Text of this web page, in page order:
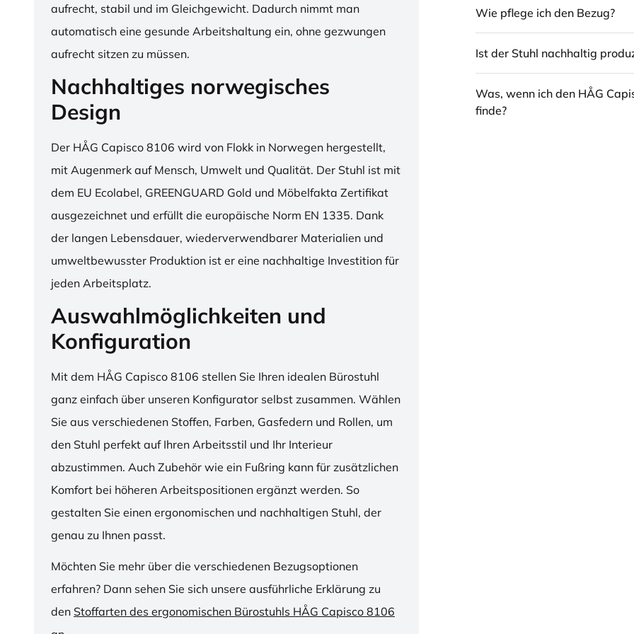
aufrecht, stabil und im Gleichgewicht. Dadurch nimmt man
automatisch eine gesunde Arbeitshaltung ein, ohne gezwungen
aufrecht sitzen zu müssen.
Nachhaltiges norwegisches
Design
Der HÅG Capisco 8106 wird von Flokk in Norwegen hergestellt,
mit Augenmerk auf Mensch, Umwelt und Qualität. Der Stuhl ist mit
dem EU Ecolabel, GREENGUARD Gold und Möbelfakta Zertifikat
ausgezeichnet und erfüllt die europäische Norm EN 1335. Dank
der langen Lebensdauer, wiederverwendbarer Materialien und
umweltbewusster Produktion ist er eine nachhaltige Investition für
jeden Arbeitsplatz.
Auswahlmöglichkeiten und
Konfiguration
Mit dem HÅG Capisco 8106 stellen Sie Ihren idealen Bürostuhl
ganz einfach über unseren Konfigurator selbst zusammen. Wählen
Sie aus verschiedenen Stoffen, Farben, Gasfedern und Rollen, um
den Stuhl perfekt auf Ihren Arbeitsstil und Ihr Interieur
abzustimmen. Auch Zubehör wie ein Fußring kann für zusätzlichen
Komfort bei höheren Arbeitspositionen ergänzt werden. So
gestalten Sie einen ergonomischen und nachhaltigen Stuhl, der
genau zu Ihnen passt.
Möchten Sie mehr über die verschiedenen Bezugsoptionen
erfahren? Dann sehen Sie sich unsere ausführliche Erklärung zu
den Stoffarten des ergonomischen Bürostuhls HÅG Capisco 8106
Wie pflege ich den Bezug?
Ist der Stuhl nachhaltig
Was, wenn ich den HÅG
finde?